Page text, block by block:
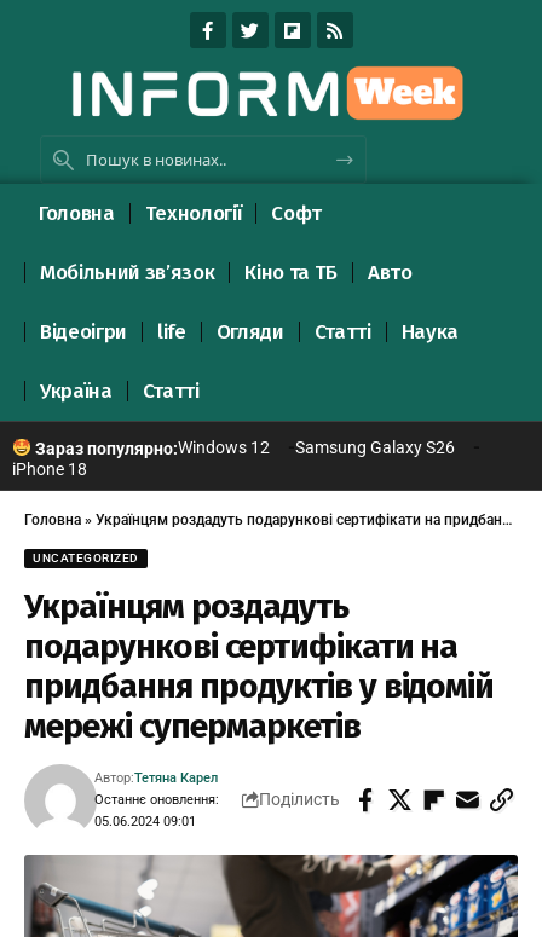
Головна Технології Софт
Мобільний зв’язок Кіно та ТБ Авто
Відеоігри life Огляди Статті Наука
Україна Статті
Зараз популярно:Windows 12
Samsung Galaxy S26
iPhone 18
Головна » Українцям роздадуть подарункові сертифікати на придбання продуктів у відомій мережі супермаркетів
UNCATEGORIZED
Українцям роздадуть
подарункові сертифікати на
придбання продуктів у відомій
мережі супермаркетів
Останнє оновлення:
05.06.2024 09:01
Автор:Тетяна Карел
Поділисть